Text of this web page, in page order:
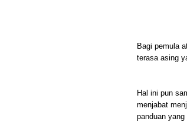
Bagi pemula
terasa asing
Hal ini pun
menjabat
panduan